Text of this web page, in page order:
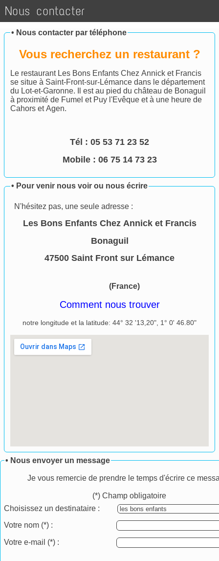
Nous contacter
• Nous contacter par téléphone
Vous recherchez un restaurant ?
Le restaurant Les Bons Enfants Chez Annick et Francis
se situe à Saint-Front-sur-Lémance dans le département
du Lot-et-Garonne. Il est au pied du château de Bonaguil
à proximité de Fumel et Puy l'Evêque et à une heure de
Cahors et Agen.
Tél : 05 53 71 23 52
Mobile : 06 75 14 73 23
• Pour venir nous voir ou nous écrire
N'hésitez pas, une seule adresse :
Les Bons Enfants Chez Annick et Francis
Bonaguil
47500 Saint Front sur Lémance​
(France)
Comment nous trouver
notre longitude et la latitude: 44° 32 '13,20", 1° 0' 46.80"
• Nous envoyer un message
Je vous remercie de prendre le temps d'écrire ce
(*) Champ obligatoire
Choisissez un destinataire :
Votre nom (*) :
Votre e-mail (*) :